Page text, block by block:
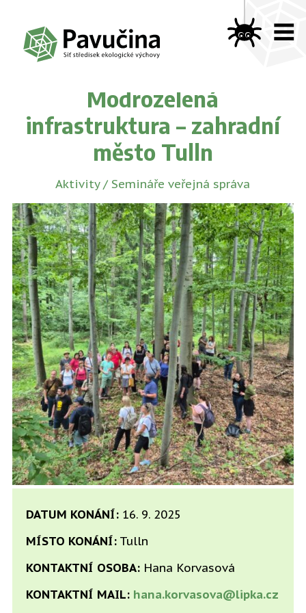
Modrozelená
infrastruktura – zahradní
město Tulln
Aktivity/ Semináře veřejná správa
DATUM KONÁNÍ:16. 9. 2025
MÍSTO KONÁNÍ:Tulln
KONTAKTNÍ OSOBA:Hana Korvasová
KONTAKTNÍ MAIL: hana.korvasova@lipka.cz